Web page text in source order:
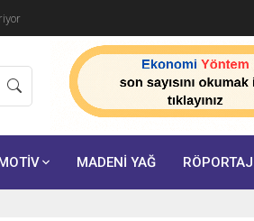
MADENİ YAĞ RÖPORTAJ